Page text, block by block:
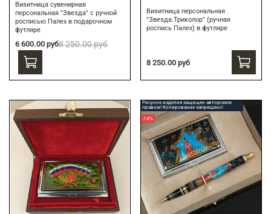
Визитница сувенирная
персональная "Звезда" с ручной
росписью Палех в подарочном
футляре
6 600.00 руб8 250.00 руб
Визитница персональная
"Звезда.Триколор" (ручная
роспись Палех) в футляре
8 250.00 руб
Рисунок изделия защищен авторским
правом! Копирование запрещено!
-14%